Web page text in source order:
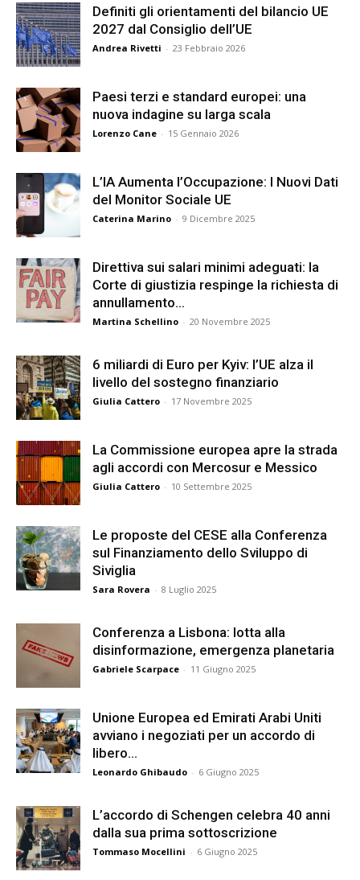
Definiti gli orientamenti del bilancio UE
2027 dal Consiglio dell’UE
Andrea Rivetti - 23 Febbraio 2026
Paesi terzi e standard europei: una
nuova indagine su larga scala
Lorenzo Cane - 15 Gennaio 2026
L’IA Aumenta l’Occupazione: I Nuovi Dati
del Monitor Sociale UE
Caterina Marino - 9 Dicembre 2025
Direttiva sui salari minimi adeguati: la
Corte di giustizia respinge la richiesta di
annullamento...
Martina Schellino - 20 Novembre 2025
6 miliardi di Euro per Kyiv: l’UE alza il
livello del sostegno finanziario
Giulia Cattero - 17 Novembre 2025
La Commissione europea apre la strada
agli accordi con Mercosur e Messico
Giulia Cattero - 10 Settembre 2025
Le proposte del CESE alla Conferenza
sul Finanziamento dello Sviluppo di
Siviglia
Sara Rovera - 8 Luglio 2025
Conferenza a Lisbona: lotta alla
disinformazione, emergenza planetaria
Gabriele Scarpace - 11 Giugno 2025
Unione Europea ed Emirati Arabi Uniti
avviano i negoziati per un accordo di
libero...
Leonardo Ghibaudo - 6 Giugno 2025
L’accordo di Schengen celebra 40 anni
dalla sua prima sottoscrizione
Tommaso Mocellini - 6 Giugno 2025